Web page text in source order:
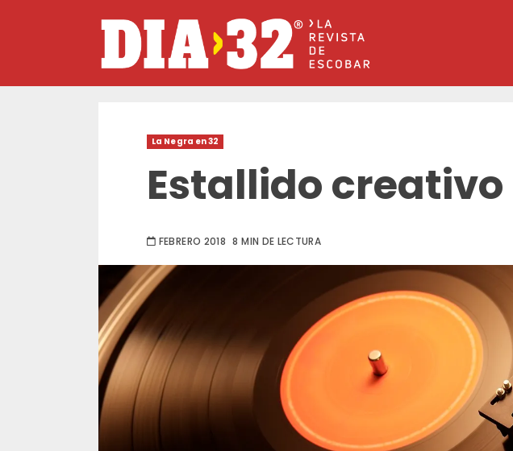
La Negra en 32
Estallido creativo
FEBRERO 2018 8 MIN DE LECTURA